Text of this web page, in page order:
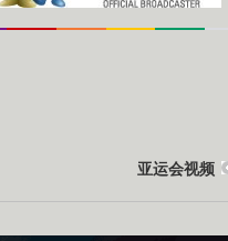
亚运会视频